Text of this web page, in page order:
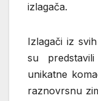
izlagača.
Izlagači iz
su
unikatne
raznovrsnu